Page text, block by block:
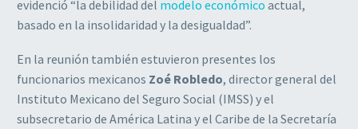
evidenció “la debilidad del modelo económico actual,
basado en la insolidaridad y la desigualdad”.
En la reunión también estuvieron presentes los
funcionarios mexicanos Zoé Robledo, director general del
Instituto Mexicano del Seguro Social (IMSS) y el
subsecretario de América Latina y el Caribe de la Secretaría